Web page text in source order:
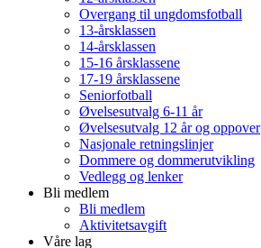
Overgang til ungdomsfotball
13-årsklassen
14-årsklassen
15-16 årsklassene
17-19 årsklassene
Seniorfotball
Øvelsesutvalg 6-11 år
Øvelsesutvalg 12 år og oppover
Nasjonale retningslinjer
Dommere og dommerutvikling
Vedlegg og lenker
Bli medlem
Bli medlem
Aktivitetsavgift
Våre lag